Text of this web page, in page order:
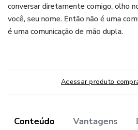
conversar diretamente comigo, olho
você, seu nome. Então não é uma
é uma comunicação de mão dupla.
Acessar produto
Conteúdo Vantagens